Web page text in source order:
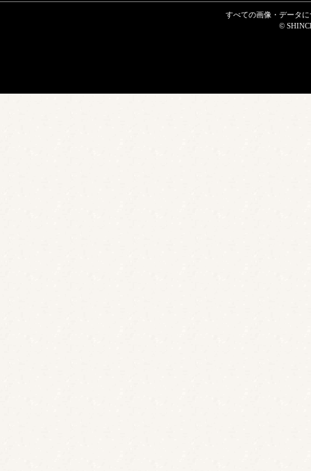
すべての画像・データ
©